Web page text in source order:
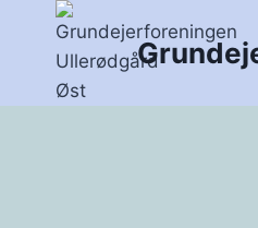
Fortsæt
indhold